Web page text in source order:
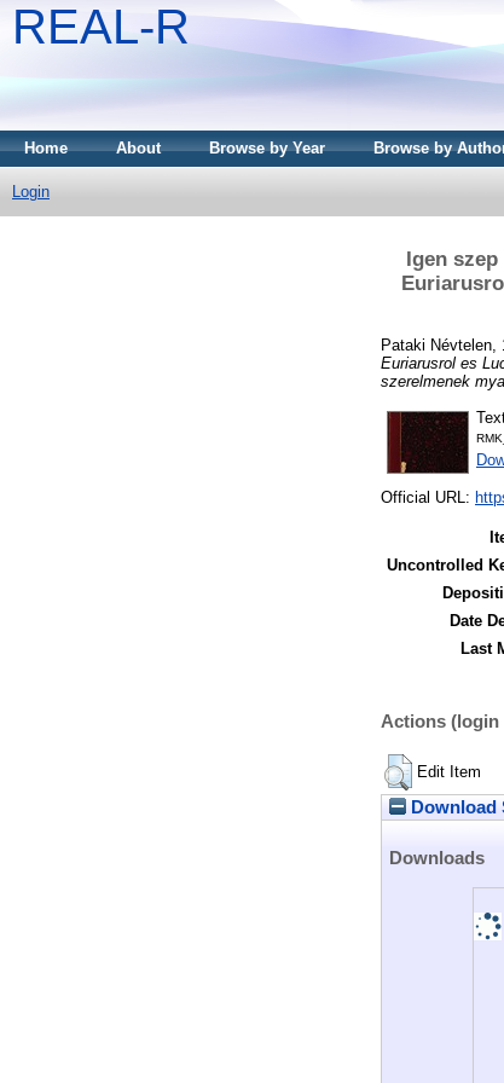
REAL-R
Home About Browse by Year Browse by
Login
Igen
Pataki Névtelen,
Euriarusrol es
szerelmenek
Official URL:
Uncontrolled
Date
Last
Actions (login
Edit Item
Download
Downloads